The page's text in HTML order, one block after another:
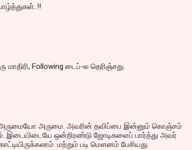
மாதிரி, Following டைப்-ல தெரிஞ்சது.
அருமையோ அருமை. அவரின் தவிப்பை இன்னும் கொஞ்சம்
இடையிடையே ஒன்றிரண்டு ஜோடிகளைப் பார்த்து அவர்
மற்றும் படி மெளனம் பேசியது.